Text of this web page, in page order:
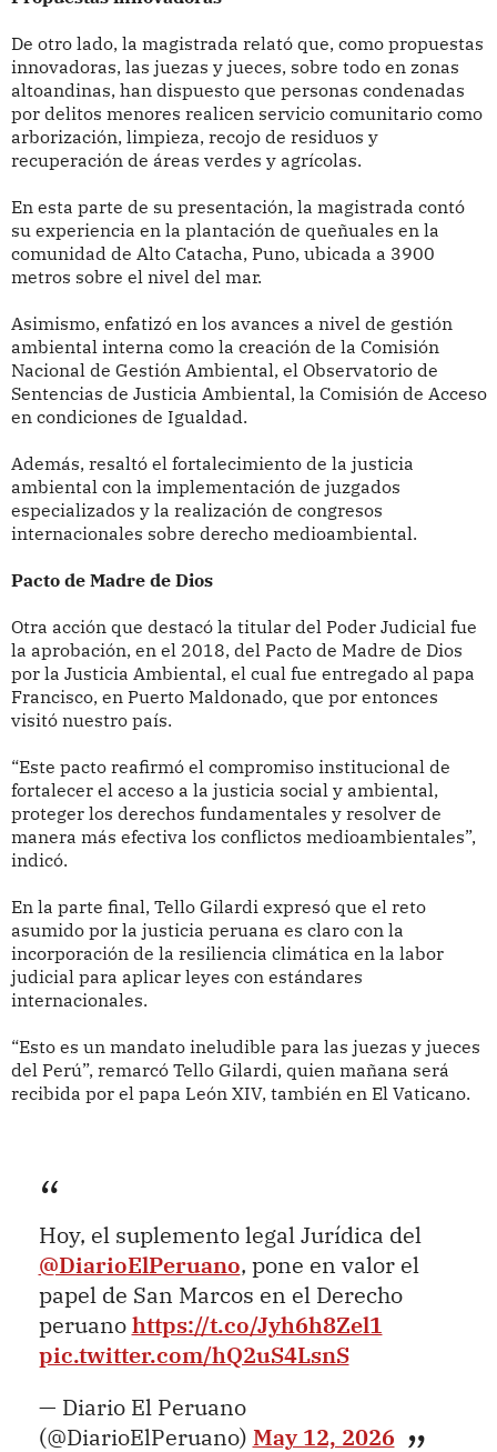
De otro lado, la magistrada relató que, como propuestas
innovadoras, las juezas y jueces, sobre todo en zonas
altoandinas, han dispuesto que personas condenadas
por delitos menores realicen servicio comunitario como
arborización, limpieza, recojo de residuos y
recuperación de áreas verdes y agrícolas.
En esta parte de su presentación, la magistrada contó
su experiencia en la plantación de queñuales en la
comunidad de Alto Catacha, Puno, ubicada a 3900
metros sobre el nivel del mar.
Asimismo, enfatizó en los avances a nivel de gestión
ambiental interna como la creación de la Comisión
Nacional de Gestión Ambiental, el Observatorio de
Sentencias de Justicia Ambiental, la Comisión de Acceso
en condiciones de Igualdad.
Además, resaltó el fortalecimiento de la justicia
ambiental con la implementación de juzgados
especializados y la realización de congresos
internacionales sobre derecho medioambiental.
Pacto de Madre de Dios
Otra acción que destacó la titular del Poder Judicial fue
la aprobación, en el 2018, del Pacto de Madre de Dios
por la Justicia Ambiental, el cual fue entregado al papa
Francisco, en Puerto Maldonado, que por entonces
visitó nuestro país.
“Este pacto reafirmó el compromiso institucional de
fortalecer el acceso a la justicia social y ambiental,
proteger los derechos fundamentales y resolver de
manera más efectiva los conflictos medioambientales”,
indicó.
En la parte final, Tello Gilardi expresó que el reto
asumido por la justicia peruana es claro con la
incorporación de la resiliencia climática en la labor
judicial para aplicar leyes con estándares
internacionales.
“Esto es un mandato ineludible para las juezas y jueces
del Perú”, remarcó Tello Gilardi, quien mañana será
recibida por el papa León XIV, también en El Vaticano.
Hoy, el suplemento legal Jurídica del
@DiarioElPeruano, pone en valor el
papel de San Marcos en el Derecho
peruano https://t.co/Jyh6h8Zel1
pic.twitter.com/hQ2uS4LsnS
— Diario El Peruano
(@DiarioElPeruano) May 12, 2026